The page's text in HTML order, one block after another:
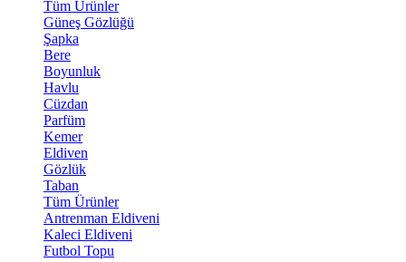
Tüm Ürünler
Güneş Gözlüğü
Şapka
Bere
Boyunluk
Havlu
Cüzdan
Parfüm
Kemer
Eldiven
Gözlük
Taban
Tüm Ürünler
Antrenman Eldiveni
Kaleci Eldiveni
Futbol Topu